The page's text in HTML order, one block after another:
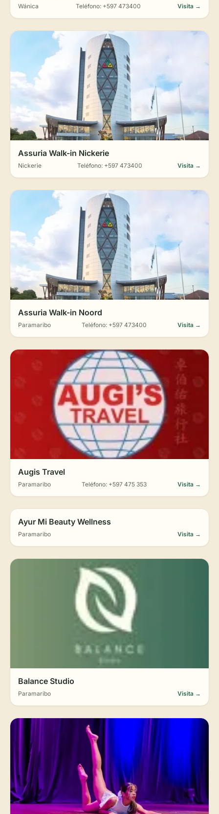
Wánica Teléfono: +597 473400 Visita →
Assuria Walk-in Nickerie
Nickerie Teléfono: +597 473400 Visita →
Assuria Walk-in Noord
Paramaribo Teléfono: +597 473400 Visita →
Augis Travel
Paramaribo Teléfono: +597 475 353 Visita →
Ayur Mi Beauty Wellness
Paramaribo Visita →
Balance Studio
Paramaribo Visita →